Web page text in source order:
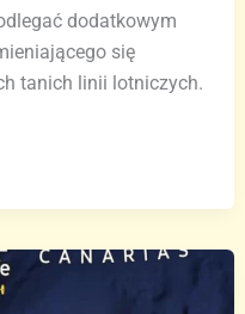
dodatkowym
się
tanich linii lotniczych.